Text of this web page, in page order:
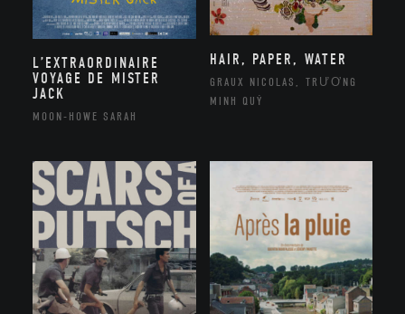
L’EXTRAORDINAIRE
VOYAGE DE MISTER
JACK
MOON-HOWE SARAH
HAIR, PAPER, WATER
GRAUX NICOLAS, TRƯƠNG
MINH QUÝ